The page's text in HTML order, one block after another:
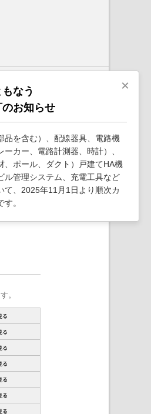
。
×
なう
お知らせ
品を含む）、配線器具、電路機
ーカー、電路計測器、時計）、
、ポール、ダクト）戸建てHA機
ル管理システム、充電工具など
て、2025年11月1日より順次カ
。